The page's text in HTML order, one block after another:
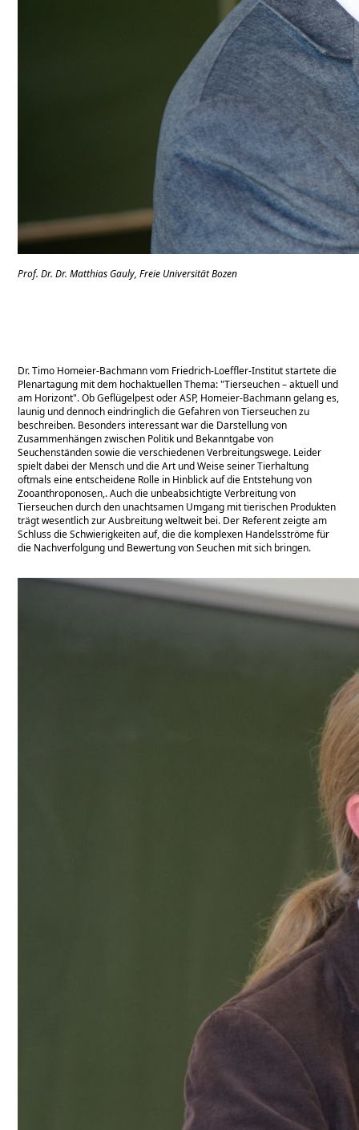
Prof. Dr. Dr. Matthias Gauly, Freie Universität Bozen
Dr. Timo Homeier-Bachmann vom Friedrich-Loeffler-Institut startete die
Plenartagung mit dem hochaktuellen Thema: Tierseuchen – aktuell und
am Horizont . Ob Geflügelpest oder ASP, Homeier-Bachmann gelang es,
launig und dennoch eindringlich die Gefahren von Tierseuchen zu
beschreiben. Besonders interessant war die Darstellung von
Zusammenhängen zwischen Politik und Bekanntgabe von
Seuchenständen sowie die verschiedenen Verbreitungswege. Leider
spielt dabei der Mensch und die Art und Weise seiner Tierhaltung
oftmals eine entscheidene Rolle in Hinblick auf die Entstehung von
Zooanthroponosen,. Auch die unbeabsichtigte Verbreitung von
Tierseuchen durch den unachtsamen Umgang mit tierischen Produkten
trägt wesentlich zur Ausbreitung weltweit bei. Der Referent zeigte am
Schluss die Schwierigkeiten auf, die die komplexen Handelsströme für
die Nachverfolgung und Bewertung von Seuchen mit sich bringen.